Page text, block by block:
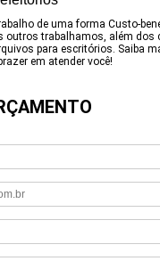
de uma forma Custo-
outros trabalhamos, além dos
para escritórios. Saiba
em atender você!